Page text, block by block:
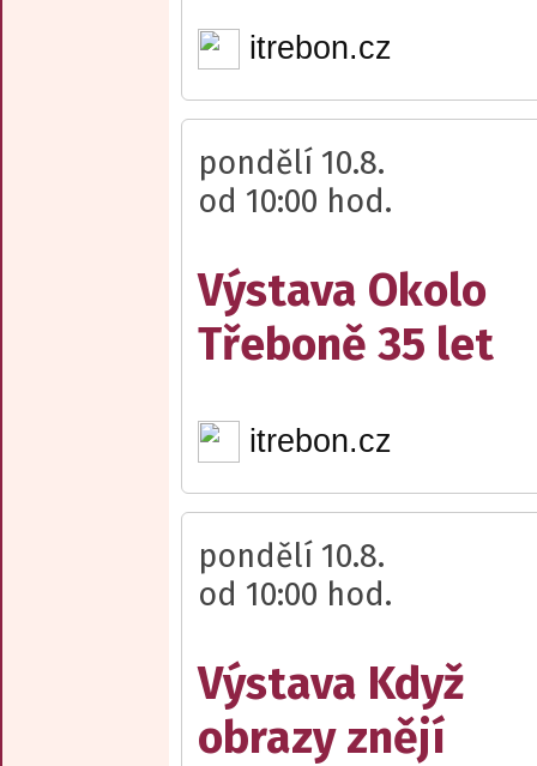
itrebon.cz
pondělí 10.8.
od 10:00 hod.
Výstava Okolo
Třeboně 35 let
itrebon.cz
pondělí 10.8.
od 10:00 hod.
Výstava Když
obrazy znějí